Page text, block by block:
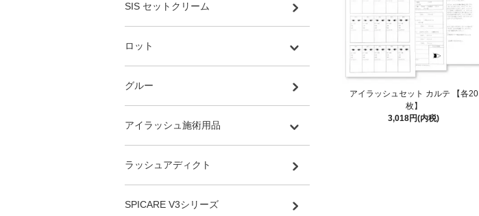
アイラッシュセット カルテ 【各20
枚】
3,018円(内税)
SIS セットクリーム
ロット
グルー
アイラッシュ施術用品
ラッシュアディクト
SPICARE V3シリーズ